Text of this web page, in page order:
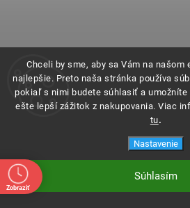
Chceli by sme, aby sa Vám na našom
najlepšie. Preto naša stránka používa
pokiaľ s nimi budete súhlasiť a
ešte lepší zážitok z nakupovania. Viac
tu.
Nastavenie
Súhlasím
Zobraziť